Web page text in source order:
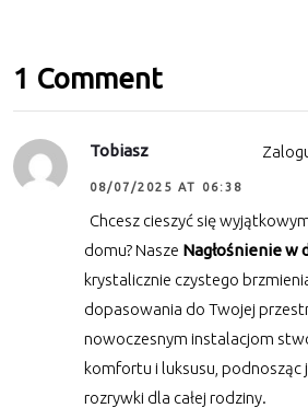
1 Comment
Tobiasz
08/07/2025 AT 06:38
Chcesz cieszyć się
domu? Nasze Nagłośnienie w
krystalicznie czystego
dopasowania do Twojej
nowoczesnym instalacjom
komfortu i luksusu, podnosząc
rozrywki dla całej rodziny.